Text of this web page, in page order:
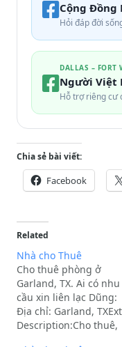
Cộng Đồng
Hỏi đáp đời
DALLAS – FORT
Người Việt
Hỗ trợ riêng cư
Chia sẻ bài viết:
Facebook
Related
Nhà cho Thuê
Cho thuê phòng ở
Garland, TX. Ai có nhu
cầu xin liên lạc Dũng:
Địa chỉ: Garland,
Description:Cho thuê,